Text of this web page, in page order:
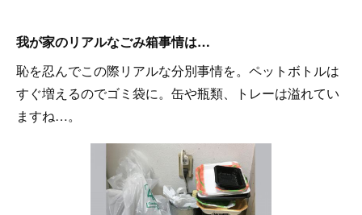
我が家のリアルなごみ箱事情は…
恥を忍んでこの際リアルな分別事情を。ペットボトルは
すぐ増えるのでゴミ袋に。缶や瓶類、トレーは溢れてい
ますね…。